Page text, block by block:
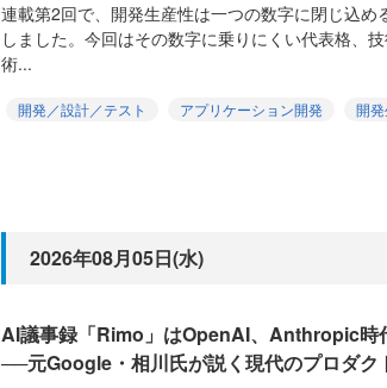
連載第2回で、開発生産性は一つの数字に閉じ込め
しました。今回はその数字に乗りにくい代表格、
術...
開発／設計／テスト アプリケーション開発
開
2026年08月05日(水)
AI議事録「Rimo」はOpenAI、Anthropic時
──元Google・相川氏が説く現代のプロダク